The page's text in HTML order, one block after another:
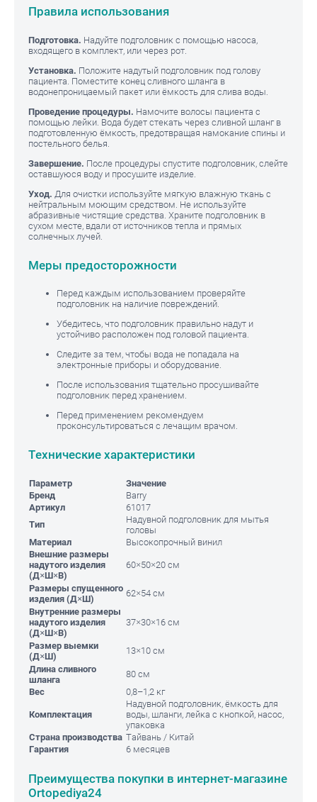
Правила использования
Подготовка. Надуйте подголовник с помощью насоса,
входящего в комплект, или через рот.
Установка. Положите надутый подголовник под голову
пациента. Поместите конец сливного шланга в
водонепроницаемый пакет или ёмкость для слива воды.
Проведение процедуры. Намочите волосы пациента с
помощью лейки. Вода будет стекать через сливной шланг в
подготовленную ёмкость, предотвращая намокание спины и
постельного белья.
Завершение. После процедуры спустите подголовник, слейте
оставшуюся воду и просушите изделие.
Уход. Для очистки используйте мягкую влажную ткань с
нейтральным моющим средством. Не используйте
абразивные чистящие средства. Храните подголовник в
сухом месте, вдали от источников тепла и прямых
солнечных лучей.
Меры предосторожности
Перед каждым использованием проверяйте
подголовник на наличие повреждений.
Убедитесь, что подголовник правильно надут и
устойчиво расположен под головой пациента.
Следите за тем, чтобы вода не попадала на
электронные приборы и оборудование.
После использования тщательно просушивайте
подголовник перед хранением.
Перед применением рекомендуем
проконсультироваться с лечащим врачом.
Технические характеристики
Параметр
Значение
Бренд
Barry
Артикул
61017
Тип
Надувной подголовник для мытья
головы
Материал
Высокопрочный винил
Внешние размеры
надутого изделия
(Д×Ш×В)
60×50×20 см
Размеры спущенного
изделия (Д×Ш)
62×54 см
Внутренние размеры
надутого изделия
(Д×Ш×В)
37×30×16 см
Размер выемки
(Д×Ш)
13×10 см
Длина сливного
шланга
80 см
Вес
0,8–1,2 кг
Комплектация
Надувной подголовник, ёмкость для
воды, шланги, лейка с кнопкой, насос,
упаковка
Страна производства Тайвань / Китай
Гарантия
6 месяцев
Преимущества покупки в интернет-магазине
Ortopediya24